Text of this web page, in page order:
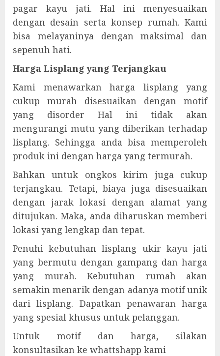
pagar kayu jati. Hal ini menyesuaikan
dengan desain serta konsep rumah. Kami
bisa melayaninya dengan maksimal dan
sepenuh hati.
Harga Lisplang yang Terjangkau
Kami menawarkan harga lisplang yang
cukup murah disesuaikan dengan motif
yang disorder Hal ini tidak akan
mengurangi mutu yang diberikan terhadap
lisplang. Sehingga anda bisa memperoleh
produk ini dengan harga yang termurah.
Bahkan untuk ongkos kirim juga cukup
terjangkau. Tetapi, biaya juga disesuaikan
dengan jarak lokasi dengan alamat yang
ditujukan. Maka, anda diharuskan memberi
lokasi yang lengkap dan tepat.
Penuhi kebutuhan lisplang ukir kayu jati
yang bermutu dengan gampang dan harga
yang murah. Kebutuhan rumah akan
semakin menarik dengan adanya motif unik
dari lisplang. Dapatkan penawaran harga
yang spesial khusus untuk pelanggan.
Untuk motif dan harga, silakan
konsultasikan ke whattshapp kami